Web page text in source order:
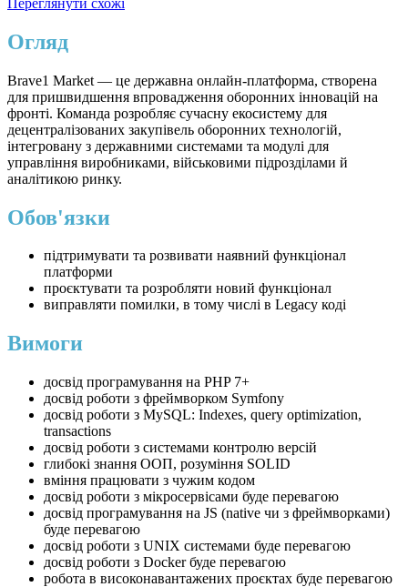
Огляд
Brave1 Market — це державна онлайн-платформа, створена
для пришвидшення впровадження оборонних інновацій на
фронті. Команда розробляє сучасну екосистему для
децентралізованих закупівель оборонних технологій,
інтегровану з державними системами та модулі для
управління виробниками, військовими підрозділами й
аналітикою ринку.
Обов'язки
підтримувати та розвивати наявний функціонал
платформи
проєктувати та розробляти новий функціонал
виправляти помилки, в тому числі в Legacy коді
Вимоги
досвід програмування на PHP 7+
досвід роботи з фреймворком Symfony
досвід роботи з MySQL: Indexes, query optimization,
transactions
досвід роботи з системами контролю версій
глибокі знання ООП, розуміння SOLID
вміння працювати з чужим кодом
досвід роботи з мікросервісами буде перевагою
досвід програмування на JS (native чи з фреймворками)
буде перевагою
досвід роботи з UNIX системами буде перевагою
досвід роботи з Docker буде перевагою
робота в високонавантажених проєктах буде перевагою